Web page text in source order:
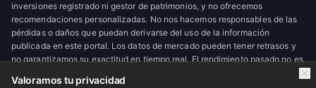
inversiones registrado ni gestor de patrimonios, y no ofrecemos
recomendaciones personalizadas. No nos hacemos responsables de las
pérdidas o daños que puedan derivarse del uso de la información
publicada en este portal. Los datos de mercado pueden tener retrasos y
no garantizamos su exactitud en tiempo real. El rendimiento pasado no es
Valoramos tu privacidad